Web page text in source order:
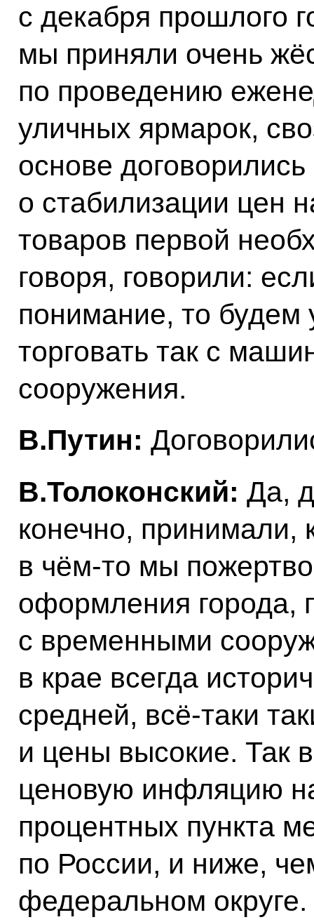
с декабря прошлого
мы приняли очень
по проведению
уличных ярмарок,
основе
о стабилизации цен
товаров первой
говоря, говорили:
понимание, то будем
торговать так с
сооружения.
В.Путин:
В.Толоконский: Да,
конечно, принимали,
в чём‑то мы
оформления города,
с временными
в крае всегда
средней, всё‑таки
и цены высокие. Так
ценовую инфляцию
процентных пункта
по России, и ниже,
федеральном